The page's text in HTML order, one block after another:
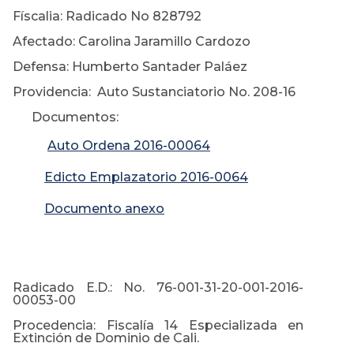
Físcalia: Radicado No 828792
Afectado: Carolina Jaramillo Cardozo
Defensa: Humberto Santader Paláez
Providencia: Auto Sustanciatorio No. 208-16
Documentos:
Auto Ordena 2016-00064
Edicto Emplazatorio 2016-0064
Documento anexo
Radicado E.D.: No. 76-001-31-20-001-2016-
00053-00
Procedencia: Fiscalía 14 Especializada en
Extinción de Dominio de Cali.